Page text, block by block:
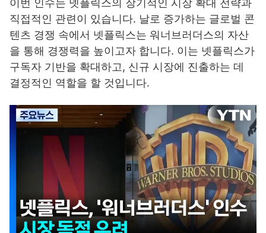
이번 인수는 넷플릭스의 장기적인 시장 확대 전략과
직접적인 관련이 있습니다. 날로 증가하는 글로벌 콘
텐츠 경쟁 속에서 넷플릭스는 워너브러더스의 자산
을 통해 경쟁력을 높이고자 합니다. 이는 넷플릭스가
구독자 기반을 확대하고, 신규 시장에 진출하는 데
결정적인 역할을 할 것입니다.